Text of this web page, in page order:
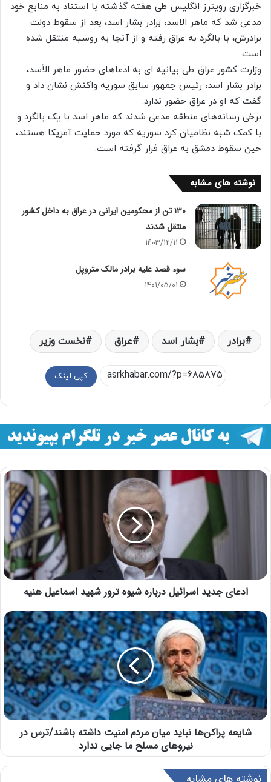
خبرگزاری رویترز انگلیس طی هفته‌ گذشته با استناد به منابع خود
مدعی شد که ماهر الاسد، برادر بشار اسد، بعد از سقوط دولت
برادرش، با بالگرد به عراق رفته و از آنجا به روسیه منتقل شده
است.
وزارت کشور عراق طی بیانیه ای به ادعاهای حضور ماهر الأسد،
برادر بشار اسد، رئیس جمهور سابق سوریه واکنش نشان داد و
گفت که او در عراق حضور ندارد.
برخی رسانه‌های منطقه مدعی شدند که ماهر اسد با یک بالگرد و
با کمک شبه نظامیان کرد سوریه که مورد حمایت آمریکا هستند،
حین سقوط دمشق به عراق فرار گرفته است.
نوشته های مشابه
۱۳۰ تن از محکومین ایرانی در عراق به داخل کشور
منتقل شدند
1403/12/11
سوء قصد علیه برادر مالک متروپل
1401/05/01
برادر بشار اسد عراق نخست وزير
کپی لینک
ادعای جدید اسرائیل درباره شیوه ترور شهید اسماعیل هنیه
شایعه پراکن‌ها نباید میان مردم امنیت داشته باشند/ترس در
نیروهای مسلح ما جایی ندارد